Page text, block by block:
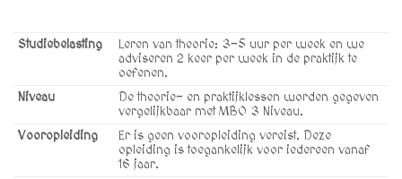
Studiebelasting
Leren van theorie: 3-5 uur per week en we
adviseren 2 keer per week in de praktijk te
oefenen.
Niveau
De theorie- en praktijklessen worden gegeven
vergelijkbaar met MBO 3 Niveau.
Vooropleiding
Er is geen vooropleiding vereist. Deze
opleiding is toegankelijk voor iedereen vanaf
16 jaar.